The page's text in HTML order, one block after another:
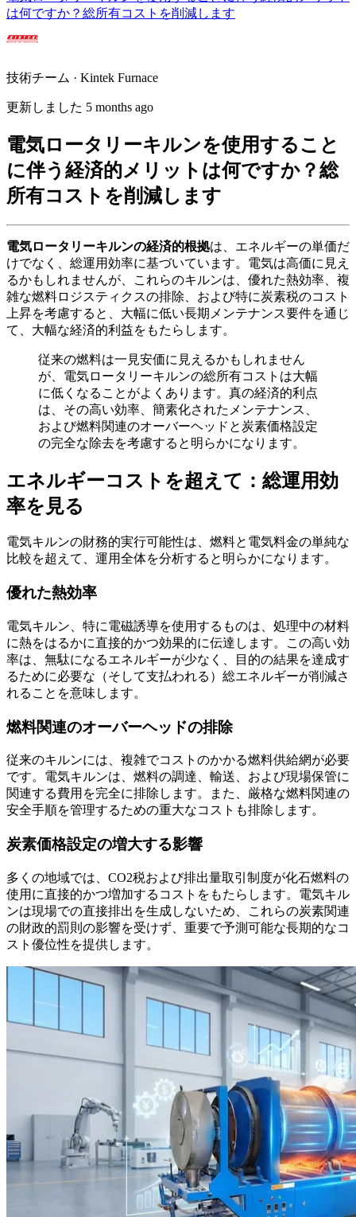
は何ですか？総所有コストを削減します
技術チーム · Kintek Furnace
更新しました 5 months ago
電気ロータリーキルンを使用すること
に伴う経済的メリットは何ですか？総
所有コストを削減します
電気ロータリーキルンの経済的根拠は、エネルギーの単価だ
けでなく、総運用効率に基づいています。電気は高価に見え
るかもしれませんが、これらのキルンは、優れた熱効率、複
雑な燃料ロジスティクスの排除、および特に炭素税のコスト
上昇を考慮すると、大幅に低い長期メンテナンス要件を通じ
て、大幅な経済的利益をもたらします。
従来の燃料は一見安価に見えるかもしれません
が、電気ロータリーキルンの総所有コストは大幅
に低くなることがよくあります。真の経済的利点
は、その高い効率、簡素化されたメンテナンス、
および燃料関連のオーバーヘッドと炭素価格設定
の完全な除去を考慮すると明らかになります。
エネルギーコストを超えて：総運用効
率を見る
電気キルンの財務的実行可能性は、燃料と電気料金の単純な
比較を超えて、運用全体を分析すると明らかになります。
優れた熱効率
電気キルン、特に電磁誘導を使用するものは、処理中の材料
に熱をはるかに直接的かつ効果的に伝達します。この高い効
率は、無駄になるエネルギーが少なく、目的の結果を達成す
るために必要な（そして支払われる）総エネルギーが削減さ
れることを意味します。
燃料関連のオーバーヘッドの排除
従来のキルンには、複雑でコストのかかる燃料供給網が必要
です。電気キルンは、燃料の調達、輸送、および現場保管に
関連する費用を完全に排除します。また、厳格な燃料関連の
安全手順を管理するための重大なコストも排除します。
炭素価格設定の増大する影響
多くの地域では、CO2税および排出量取引制度が化石燃料の
使用に直接的かつ増加するコストをもたらします。電気キル
ンは現場での直接排出を生成しないため、これらの炭素関連
の財政的罰則の影響を受けず、重要で予測可能な長期的なコ
スト優位性を提供します。